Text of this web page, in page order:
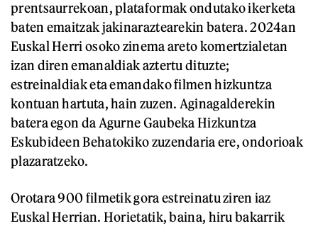
prentsaurrekoan, plataformak ondutako ikerketa
baten emaitzak jakinaraztearekin batera. 2024an
Euskal Herri osoko zinema areto komertzialetan
izan diren emanaldiak aztertu dituzte;
estreinaldiak eta emandako filmen hizkuntza
kontuan hartuta, hain zuzen. Aginagalderekin
batera egon da Agurne Gaubeka Hizkuntza
Eskubideen Behatokiko zuzendaria ere, ondorioak
plazaratzeko.
Orotara 900 filmetik gora estreinatu ziren iaz
Euskal Herrian. Horietatik, baina, hiru bakarrik